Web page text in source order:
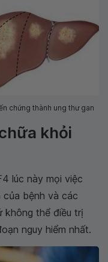
chứng thành ung thư gan
khỏi
lúc này mọi việc
bệnh và các
không thể điều trị
nguy hiểm nhất.